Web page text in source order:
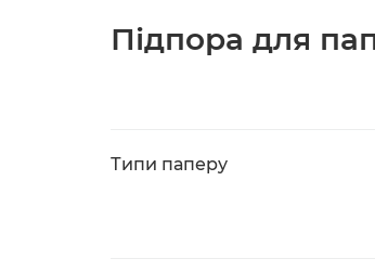
Підпора для
Типи паперу